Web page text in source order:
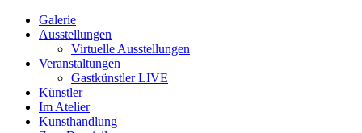
Galerie
Ausstellungen
Virtuelle Ausstellungen
Veranstaltungen
Gastkünstler LIVE
Künstler
Im Atelier
Kunsthandlung